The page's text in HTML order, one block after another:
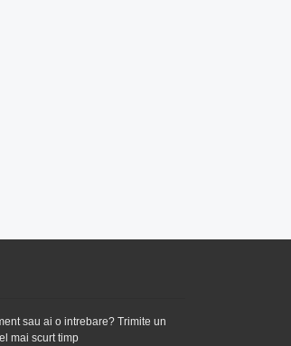
sau ai o intrebare? Trimite un
mai scurt timp